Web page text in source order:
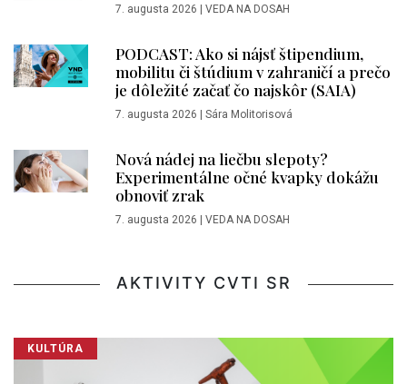
7. augusta 2026 VEDA NA DOSAH
PODCAST: Ako si nájsť štipendium,
mobilitu či štúdium v zahraničí a prečo
je dôležité začať čo najskôr (SAIA)
7. augusta 2026 Sára Molitorisová
Nová nádej na liečbu slepoty?
Experimentálne očné kvapky dokážu
obnoviť zrak
7. augusta 2026 VEDA NA DOSAH
AKTIVITY CVTI SR
KULTÚRA